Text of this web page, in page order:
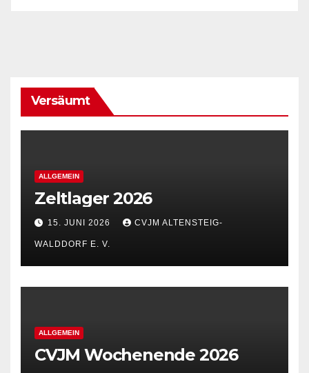
Versäumt
ALLGEMEIN
Zeltlager 2026
15. JUNI 2026 CVJM ALTENSTEIG-
WALDDORF E. V.
ALLGEMEIN
CVJM Wochenende 2026